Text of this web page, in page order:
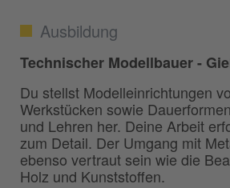
Ausbildung
Technischer Modellbauer -
Du stellst Modelleinrichtungen
Werkstücken sowie
und Lehren her. Deine Arbeit
zum Detail. Der Umgang mit
ebenso vertraut sein wie die
Holz und Kunststoffen.